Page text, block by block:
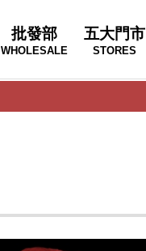
批發部
WHOLESALE
五大門市
STORES